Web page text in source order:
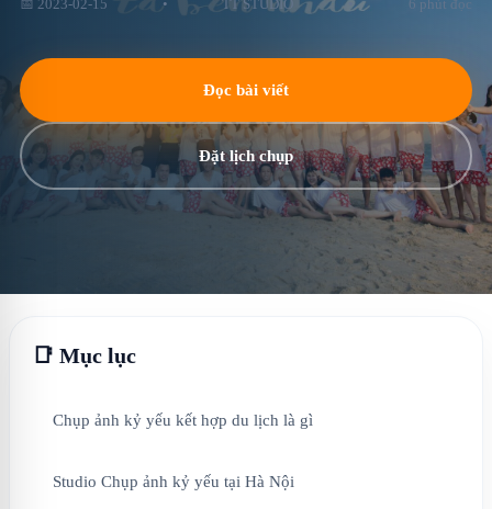
📅 2023-02-15 • TT STUDIO • 6 phút đọc
Đọc bài viết
Đặt lịch chụp
📑 Mục lục
Chụp ảnh kỷ yếu kết hợp du lịch là gì
Studio Chụp ảnh kỷ yếu tại Hà Nội